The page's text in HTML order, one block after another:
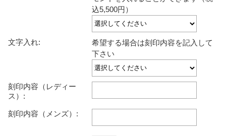
込5,500円）
文字入れ:
希望する場合は刻印内容を記入して
下さい
刻印内容（レディー
ス）:
刻印内容（メンズ）: